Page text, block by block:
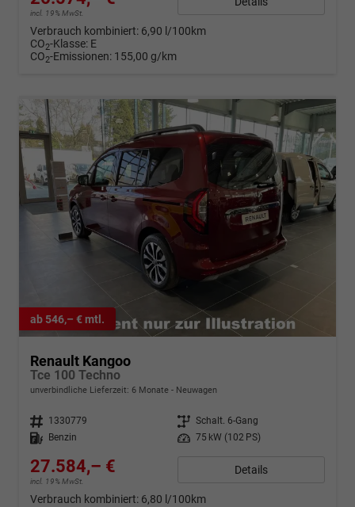
incl. 19% MwSt.
Verbrauch kombiniert: 6,90 l/100km
CO2-Klasse: E
CO2-Emissionen: 155,00 g/km
ab 546,– € mtl.
Renault Kangoo
Tce 100 Techno
unverbindliche Lieferzeit: 6 Monate Neuwagen
Fahrzeugnr. 1330779 Getriebe Schalt. 6-Gang
Kraftstoff
Benzin Leistung 75 kW (102 PS)
27.584,– €
incl. 19% MwSt.
Details
Verbrauch kombiniert: 6,80 l/100km